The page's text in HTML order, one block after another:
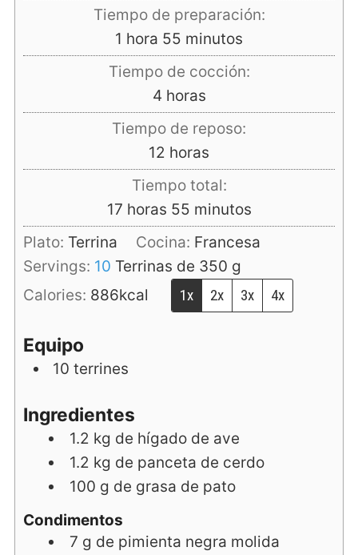
Tiempo de preparación:
1 hora
hora 55 minutos
minutos
Tiempo de cocción:
4horas
horas
Tiempo de reposo:
12 horas
horas
Tiempo total:
17horas
horas 55minutos
minutos
Plato: Terrina Cocina: Francesa
Servings: 10 Terrinas de 350 g
Calories: 886kcal 1x 2x 3x 4x
Equipo
10 terrines
Ingredientes
1.2 kg de hígado de ave
1.2 kg de panceta de cerdo
100 g de grasa de pato
Condimentos
7 g de pimienta negra molida